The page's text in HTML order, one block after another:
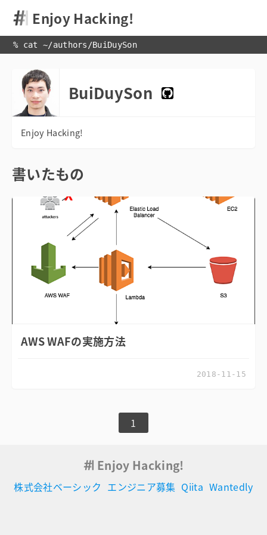
Enjoy Hacking!
% cat ~/authors /BuiDuySon
BuiDuySon
書いたもの
AWS WAFの実施方法
2018-11-15
1
Enjoy Hacking!
株式会社ベーシック エンジニア募集 Qiita Wantedly